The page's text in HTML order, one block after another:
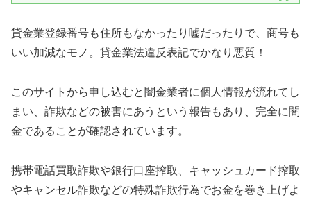
貸金業登録番号も住所もなかったり嘘だったりで、商号も
いい加減なモノ。貸金業法違反表記でかなり悪質！
このサイトから申し込むと闇金業者に個人情報が流れてし
まい、詐欺などの被害にあうという報告もあり、完全に闇
金であることが確認されています。
携帯電話買取詐欺や銀行口座搾取、キャッシュカード搾取
やキャンセル詐欺などの特殊詐欺行為でお金を巻き上げよ